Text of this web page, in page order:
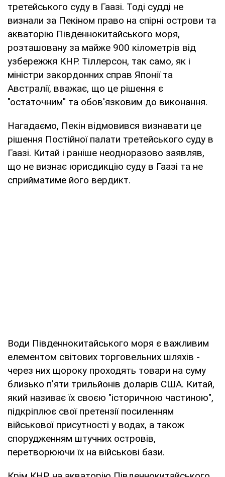
третейського суду в Гаазі. Тоді судді не
визнали за Пекіном право на спірні острови та
акваторію Південнокитайського моря,
розташовану за майже 900 кілометрів від
узбережжя КНР. Тіллерсон, так само, як і
міністри закордонних справ Японії та
Австралії, вважає, що це рішення є
"остаточним" та обов'язковим до виконання.
Нагадаємо, Пекін відмовився визнавати це
рішення Постійної палати третейського суду в
Гаазі. Китай і раніше неодноразово заявляв,
що не визнає юрисдикцію суду в Гаазі та не
сприйматиме його вердикт.
Води Південнокитайського моря є важливим
елементом світових торговельних шляхів -
через них щороку проходять товари на суму
близько п'яти трильйонів доларів США. Китай,
який називає їх своєю "історичною частиною",
підкріплює свої претензії посиленням
військової присутності у водах, а також
спорудженням штучних островів,
перетворюючи їх на військові бази.